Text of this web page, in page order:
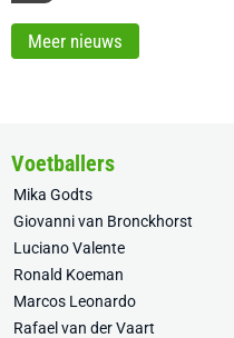
Meer nieuws
Voetballers
Mika Godts
Giovanni van Bronckhorst
Luciano Valente
Ronald Koeman
Marcos Leonardo
Rafael van der Vaart